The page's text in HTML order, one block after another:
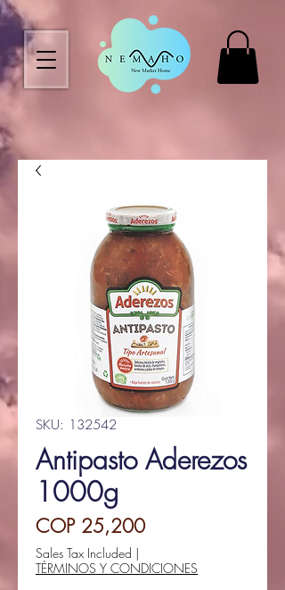
SKU: 132542
Antipasto Aderezos
1000g
COP 25,200Price
Sales Tax Included |
TÉRMINOS Y CONDICIONES